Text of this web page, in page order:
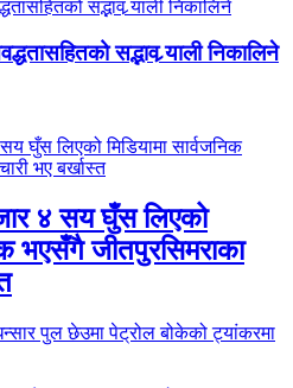
सद्भाव र्‍याली निकालिने
४ सय घुँस लिएको
भएसँगै जीतपुरसिमराका